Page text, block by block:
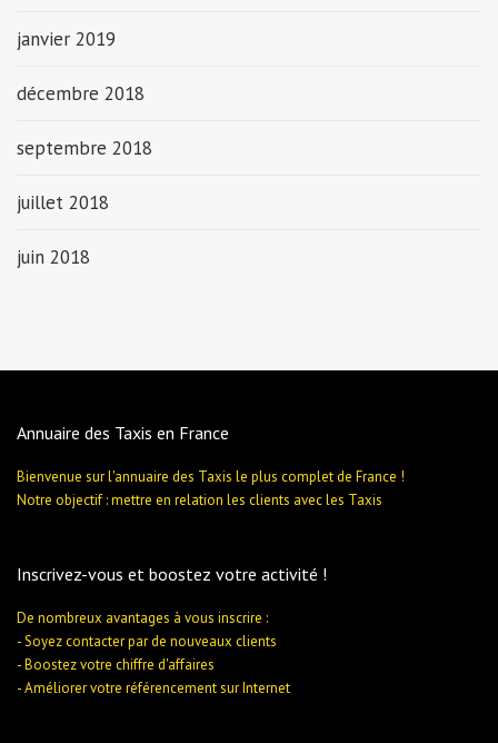
janvier 2019
décembre 2018
septembre 2018
juillet 2018
juin 2018
Annuaire des Taxis en France
Bienvenue sur l'annuaire des Taxis le plus complet de France !
Notre objectif : mettre en relation les clients avec les Taxis
Inscrivez-vous et boostez votre activité !
De nombreux avantages à vous inscrire :
- Soyez contacter par de nouveaux clients
- Boostez votre chiffre d'affaires
- Améliorer votre référencement sur Internet